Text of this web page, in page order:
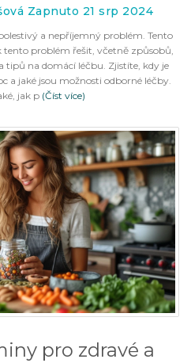
Zapnuto 21 srp 2024
a nepříjemný problém. Tento
tento problém řešit, včetně způsobů,
tipů na domácí léčbu. Zjistíte, kdy je
a jaké jsou možnosti odborné léčby.
jak p (Číst více)
pro zdravé a